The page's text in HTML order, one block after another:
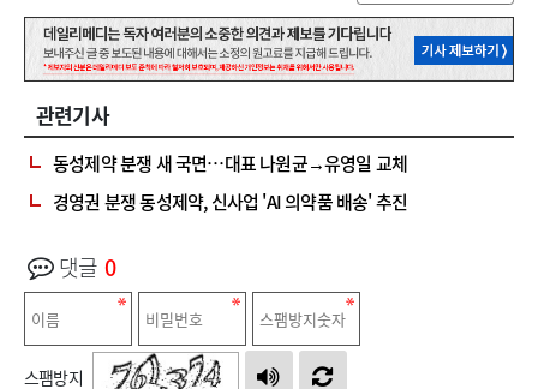
관련기사
동성제약 분쟁 새 국면…대표 나원균→유영일 교체
경영권 분쟁 동성제약, 신사업 'AI 의약품 배송' 추진
댓글 0
스팸방지